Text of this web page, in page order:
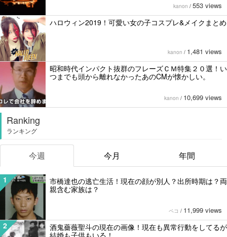
kanon / 553 views
ハロウィン2019！可愛い女の子コスプレ&メイクまとめ
kanon / 1,481 views
昭和時代インパクト抜群のフレーズＣＭ特集２０選！い
つまでも頭から離れなかったあのCMが懐かしい。
kanon / 10,699 views
Ranking
ランキング
今週 今月 年間
1
市橋達也の逃亡生活！現在の顔が別人？出所時期は？両
親含む家族は？
ペコ / 11,999 views
2
酒鬼薔薇聖斗の現在の画像！現在も異常行動をしてるが